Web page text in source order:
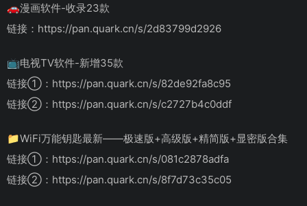
🚗漫画软件-收录23款
链接：https://pan.quark.cn/s/2d83799d2926
📺电视TV软件-新增35款
链接①：https://pan.quark.cn/s/82de92fa8c95
链接②：https://pan.quark.cn/s/c2727b4c0ddf
📁WiFi万能钥匙最新——极速版+高级版+精简版+显密版合集
链接①：https://pan.quark.cn/s/081c2878adfa
链接②：https://pan.quark.cn/s/8f7d73c35c05